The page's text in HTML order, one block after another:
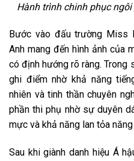
Hành trình chinh phục
Bước vào đấu trường Miss
Anh mang đến hình ảnh của
có định hướng rõ ràng. Trong
ghi điểm nhờ khả năng
nhiên và tinh thần chuyên
phần thi phụ nhờ sự duyên
mực và khả năng lan tỏa
Sau khi giành danh hiệu Á